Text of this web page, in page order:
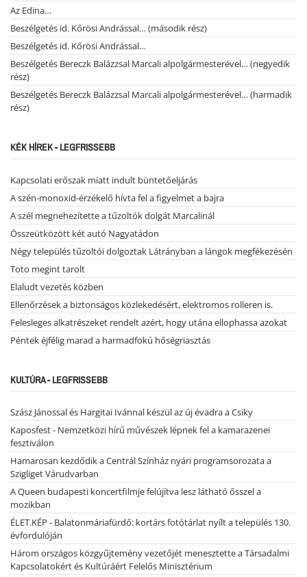
Az Edina…
Beszélgetés id. Kőrösi Andrással… (második rész)
Beszélgetés id. Kőrösi Andrással…
Beszélgetés Bereczk Balázzsal Marcali alpolgármesterével… (negyedik
rész)
Beszélgetés Bereczk Balázzsal Marcali alpolgármesterével… (harmadik
rész)
KÉK HÍREK - LEGFRISSEBB
Kapcsolati erőszak miatt indult büntetőeljárás
A szén-monoxid-érzékelő hívta fel a figyelmet a bajra
A szél megnehezítette a tűzoltók dolgát Marcalinál
Összeütközött két autó Nagyatádon
Négy település tűzoltói dolgoztak Látrányban a lángok megfékezésén
Toto megint tarolt
Elaludt vezetés közben
Ellenőrzések a biztonságos közlekedésért, elektromos rolleren is.
Felesleges alkatrészeket rendelt azért, hogy utána ellophassa azokat
Péntek éjfélig marad a harmadfokú hőségriasztás
KULTÚRA - LEGFRISSEBB
Szász Jánossal és Hargitai Ivánnal készül az új évadra a Csiky
Kaposfest - Nemzetközi hírű művészek lépnek fel a kamarazenei
fesztiválon
Hamarosan kezdődik a Centrál Színház nyári programsorozata a
Szigliget Várudvarban
A Queen budapesti koncertfilmje felújítva lesz látható ősszel a
mozikban
ÉLET.KÉP - Balatonmáriafürdő: kortárs fotótárlat nyílt a település 130.
évfordulóján
Három országos közgyűjtemény vezetőjét menesztette a Társadalmi
Kapcsolatokért és Kultúráért Felelős Minisztérium